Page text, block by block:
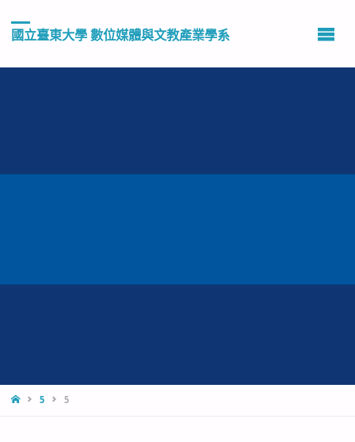
國立臺東大學 數位媒體與文教產業學系
HOME
5 5